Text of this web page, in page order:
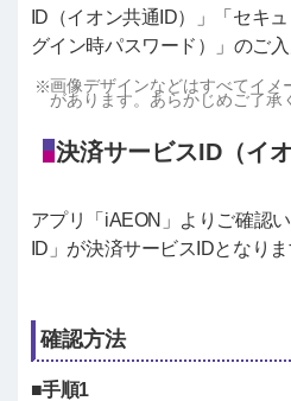
ID（イオン共通ID）」「セキ
グイン時パスワード）」のご入
画像デザインなどはすべてイメ
があります。あらかじめご了承
決済サービスID（イ
アプリ「iAEON」よりご確認
ID」が決済サービスIDとなりま
確認方法
■手順1